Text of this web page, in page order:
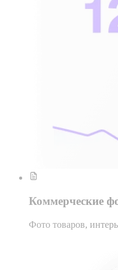
Коммерческие
Фото товаров,